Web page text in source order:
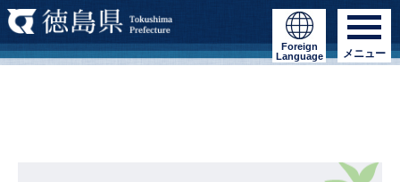
Foreign
Language
メニュー